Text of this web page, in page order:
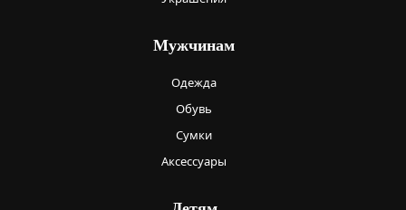
Мужчинам
Одежда
Обувь
Сумки
Аксессуары